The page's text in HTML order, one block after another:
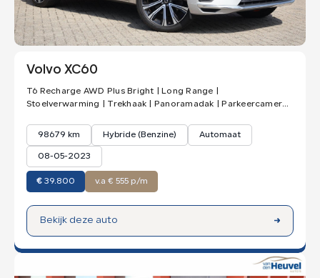
Volvo XC60
T6 Recharge AWD Plus Bright | Long Range |
Stoelverwarming | Trekhaak | Panoramadak | Parkeercamera |
98679 km Hybride (Benzine) Automaat
08-05-2023
€ 39.800 v.a € 555 p/m
Bekijk deze auto